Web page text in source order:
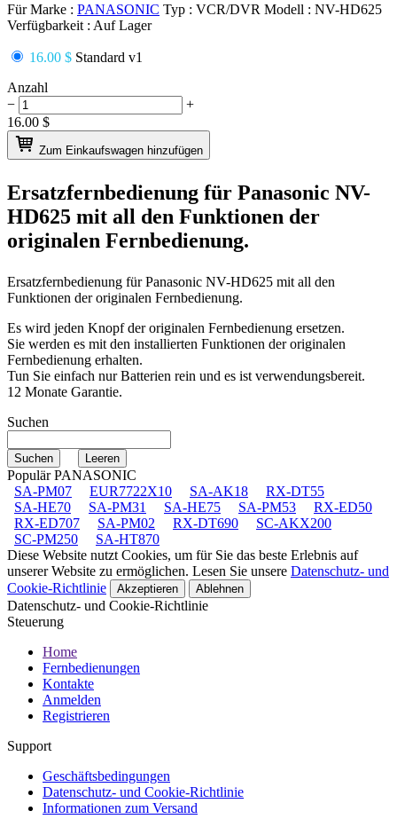
Für Marke : PANASONIC Typ : VCR/DVR Modell : NV-HD625
Verfügbarkeit : Auf Lager
16.00 $ Standard v1
Anzahl
−
+
16.00 $
Zum Einkaufswagen hinzufügen
Ersatzfernbedienung für Panasonic NV-
HD625 mit all den Funktionen der
originalen Fernbedienung.
Ersatzfernbedienung fürPanasonic NV-HD625 mit all den
Funktionen der originalen Fernbedienung.
Es wird jeden Knopf der originalen Fernbedienung ersetzen.
Sie werden es mit den installierten Funktionen der originalen
Fernbedienung erhalten.
Tun Sie einfach nur Batterien rein und es ist verwendungsbereit.
12 Monate Garantie.
Suchen
Populär PANASONIC
SA-PM07
EUR7722X10 SA-AK18
RX-DT55
SA-HE70
SA-PM31 SA-HE75 SA-PM53
RX-ED50
RX-ED707
SA-PM02 RX-DT690
SC-AKX200
SC-PM250
SA-HT870
Diese Website nutzt Cookies, um für Sie das beste Erlebnis auf
unserer Website zu ermöglichen. Lesen Sie unsere Datenschutz- und
Cookie-Richtlinie
Akzeptieren Ablehnen
Datenschutz- und Cookie-Richtlinie
Steuerung
Home
Fernbedienungen
Kontakte
Anmelden
Registrieren
Support
Geschäftsbedingungen
Datenschutz- und Cookie-Richtlinie
Informationen zum Versand